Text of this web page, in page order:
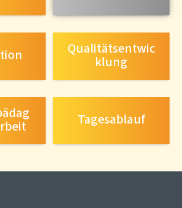
Qualitätsentwic
klung
Tagesablauf